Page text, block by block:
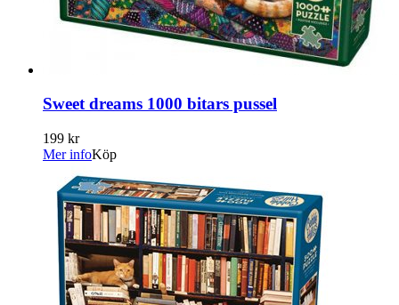
Sweet dreams 1000 bitars pussel
199 kr
Mer infoKöp